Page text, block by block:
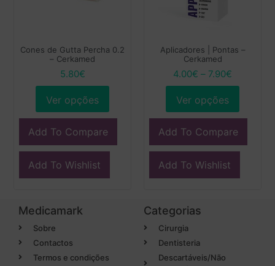
Cones de Gutta Percha 0.2
– Cerkamed
5.80€
Ver opções
Add To Compare
Add To Wishlist
Aplicadores | Pontas –
Cerkamed
4.00€ – 7.90€
Ver opções
Add To Compare
Add To Wishlist
Medicamark
Sobre
Contactos
Termos e condições
Categorias
Cirurgia
Dentisteria
Descartáveis/Não